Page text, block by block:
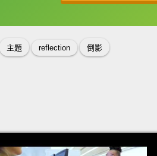
主題 reflection 倒影